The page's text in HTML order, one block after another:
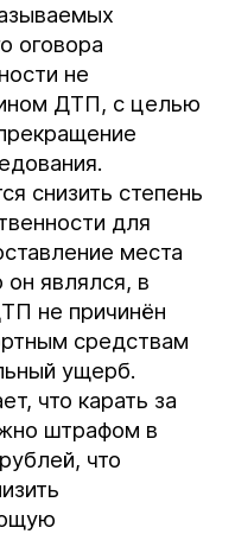
оговора
не
ДТП, с целью
снизить степень
для
места
являлся, в
не причинён
средствам
ущерб.
что карать за
штрафом в
что